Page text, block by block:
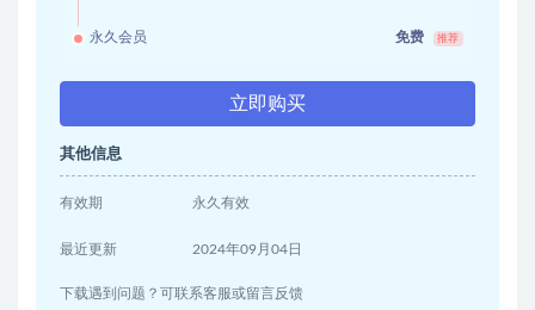
永久会员 免费 推荐
立即购买
其他信息
有效期 永久有效
最近更新 2024年09月04日
下载遇到问题？可联系客服或留言反馈